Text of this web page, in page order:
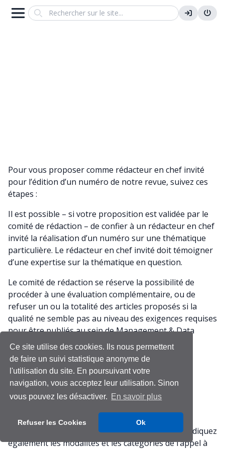
Ce site utilise des cookies. Ils nous permettent
de faire un suivi statistique anonyme de
l'utilisation du site. En poursuivant votre
navigation, vous acceptez leur utilisation. Sinon
vous pouvez les désactiver. En savoir plus
Refuser les Cookies Ok
Search
Pour vous proposer comme rédacteur en chef invité
pour l’édition d’un numéro de notre revue, suivez ces
étapes :
Il est possible – si votre proposition est validée par le
comité de rédaction – de confier à un rédacteur en chef
invité la réalisation d’un numéro sur une thématique
particulière. Le rédacteur en chef invité doit témoigner
d’une expertise sur la thématique en question.
Le comité de rédaction se réserve la possibilité de
procéder à une évaluation complémentaire, ou de
refuser un ou la totalité des articles proposés si la
qualité ne semble pas au niveau des exigences requises
pour être publiés au sein de Management & Data
Science.
Pour cela, remplissez directement un appel à
contribution à partir du formulaire en ligne :
https://management-
datascience.org/contribute/create/project/
Dans cet appel à contribution, précisez le titre, le
résumé et le contenu de l’appel à contribution. Indiquez
également les modalités et les catégories de l’appel à